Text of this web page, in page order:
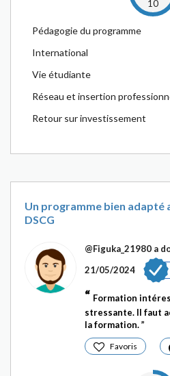
10
Pédagogie du programme
International
Vie étudiante
Réseau et insertion
Retour sur investissement
Un programme bien adapté
DSCG
@Figuka_21980 a
21/05/2024
Formation
stressante. Il faut
la formation.
Favoris